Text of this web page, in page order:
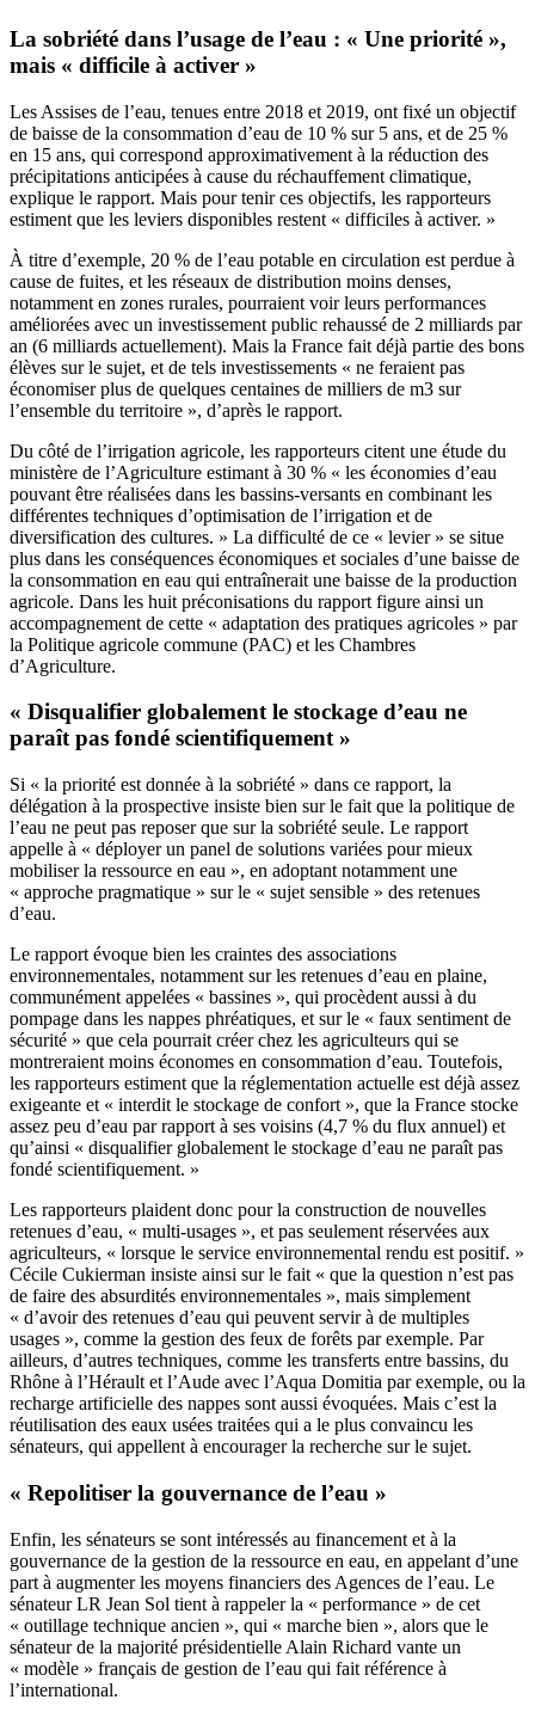
La sobriété dans l’usage de l’eau : « Une priorité »,
mais « difficile à activer »
Les Assises de l’eau, tenues entre 2018 et 2019, ont fixé un objectif
de baisse de la consommation d’eau de 10 % sur 5 ans, et de 25 %
en 15 ans, qui correspond approximativement à la réduction des
précipitations anticipées à cause du réchauffement climatique,
explique le rapport. Mais pour tenir ces objectifs, les rapporteurs
estiment que les leviers disponibles restent « difficiles à activer. »
À titre d’exemple, 20 % de l’eau potable en circulation est perdue à
cause de fuites, et les réseaux de distribution moins denses,
notamment en zones rurales, pourraient voir leurs performances
améliorées avec un investissement public rehaussé de 2 milliards par
an (6 milliards actuellement). Mais la France fait déjà partie des bons
élèves sur le sujet, et de tels investissements « ne feraient pas
économiser plus de quelques centaines de milliers de m3 sur
l’ensemble du territoire », d’après le rapport.
Du côté de l’irrigation agricole, les rapporteurs citent une étude du
ministère de l’Agriculture estimant à 30 % « les économies d’eau
pouvant être réalisées dans les bassins-versants en combinant les
différentes techniques d’optimisation de l’irrigation et de
diversification des cultures. » La difficulté de ce « levier » se situe
plus dans les conséquences économiques et sociales d’une baisse de
la consommation en eau qui entraînerait une baisse de la production
agricole. Dans les huit préconisations du rapport figure ainsi un
accompagnement de cette « adaptation des pratiques agricoles » par
la Politique agricole commune (PAC) et les Chambres
d’Agriculture.
« Disqualifier globalement le stockage d’eau ne
paraît pas fondé scientifiquement »
Si « la priorité est donnée à la sobriété » dans ce rapport, la
délégation à la prospective insiste bien sur le fait que la politique de
l’eau ne peut pas reposer que sur la sobriété seule. Le rapport
appelle à « déployer un panel de solutions variées pour mieux
mobiliser la ressource en eau », en adoptant notamment une
« approche pragmatique » sur le « sujet sensible » des retenues
d’eau.
Le rapport évoque bien les craintes des associations
environnementales, notamment sur les retenues d’eau en plaine,
communément appelées « bassines », qui procèdent aussi à du
pompage dans les nappes phréatiques, et sur le « faux sentiment de
sécurité » que cela pourrait créer chez les agriculteurs qui se
montreraient moins économes en consommation d’eau. Toutefois,
les rapporteurs estiment que la réglementation actuelle est déjà assez
exigeante et « interdit le stockage de confort », que la France stocke
assez peu d’eau par rapport à ses voisins (4,7 % du flux annuel) et
qu’ainsi « disqualifier globalement le stockage d’eau ne paraît pas
fondé scientifiquement. »
Les rapporteurs plaident donc pour la construction de nouvelles
retenues d’eau, « multi-usages », et pas seulement réservées aux
agriculteurs, « lorsque le service environnemental rendu est positif. »
Cécile Cukierman insiste ainsi sur le fait « que la question n’est pas
de faire des absurdités environnementales », mais simplement
« d’avoir des retenues d’eau qui peuvent servir à de multiples
usages », comme la gestion des feux de forêts par exemple. Par
ailleurs, d’autres techniques, comme les transferts entre bassins, du
Rhône à l’Hérault et l’Aude avec l’Aqua Domitia par exemple, ou la
recharge artificielle des nappes sont aussi évoquées. Mais c’est la
réutilisation des eaux usées traitées qui a le plus convaincu les
sénateurs, qui appellent à encourager la recherche sur le sujet.
« Repolitiser la gouvernance de l’eau »
Enfin, les sénateurs se sont intéressés au financement et à la
gouvernance de la gestion de la ressource en eau, en appelant d’une
part à augmenter les moyens financiers des Agences de l’eau. Le
sénateur LR Jean Sol tient à rappeler la « performance » de cet
« outillage technique ancien », qui « marche bien », alors que le
sénateur de la majorité présidentielle Alain Richard vante un
« modèle » français de gestion de l’eau qui fait référence à
l’international.